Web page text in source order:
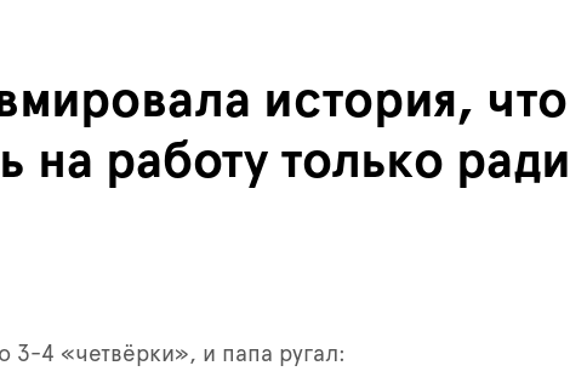
история, что
на работу только ради
3-4 «четвёрки», и папа ругал: